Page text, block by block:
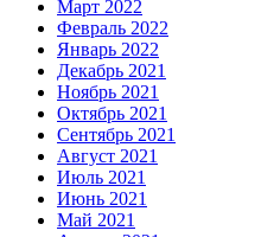
Март 2022
Февраль 2022
Январь 2022
Декабрь 2021
Ноябрь 2021
Октябрь 2021
Сентябрь 2021
Август 2021
Июль 2021
Июнь 2021
Май 2021